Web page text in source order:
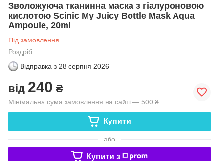
Зволожуюча тканинна маска з гіалуроновою
кислотою Scinic My Juicy Bottle Mask Aqua
Ampoule, 20ml
Під замовлення
Роздріб
Відправка з 28 серпня 2026
від 240 ₴
Мінімальна сума замовлення на сайті — 500 ₴
Купити
або
Купити з